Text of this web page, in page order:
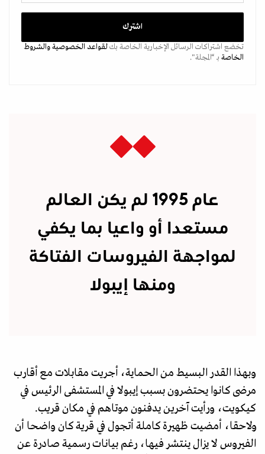
تخضع اشتراكات الرسائل الإخبارية الخاصة بكلقواعد الخصوصيةوالشروط
الخاصة بـ “المجلة".
عام 1995 لم يكن العالم
مستعدا أو واعيا بما يكفي
لمواجهة الفيروسات الفتاكة
ومنها إيبولا
وبهذا القدر البسيط من الحماية، أجريت مقابلات مع أقارب
مرضى كانوا يحتضرون بسبب إيبولا في المستشفى الرئيس في
كيكويت، ورأيت آخرين يدفنون موتاهم في مكان قريب.
ولاحقا، أمضيت ظهيرة كاملة أتجول في قرية كان واضحا أن
الفيروس لا يزال ينتشر فيها، رغم بيانات رسمية صادرة عن